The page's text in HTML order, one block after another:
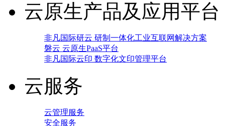
云原生产品及应用平台
非凡国际研云 研制一体化工业互联网解决方案
磐云 云原生PaaS平台
非凡国际云印 数字化文印管理平台
云服务
云管理服务
安全服务